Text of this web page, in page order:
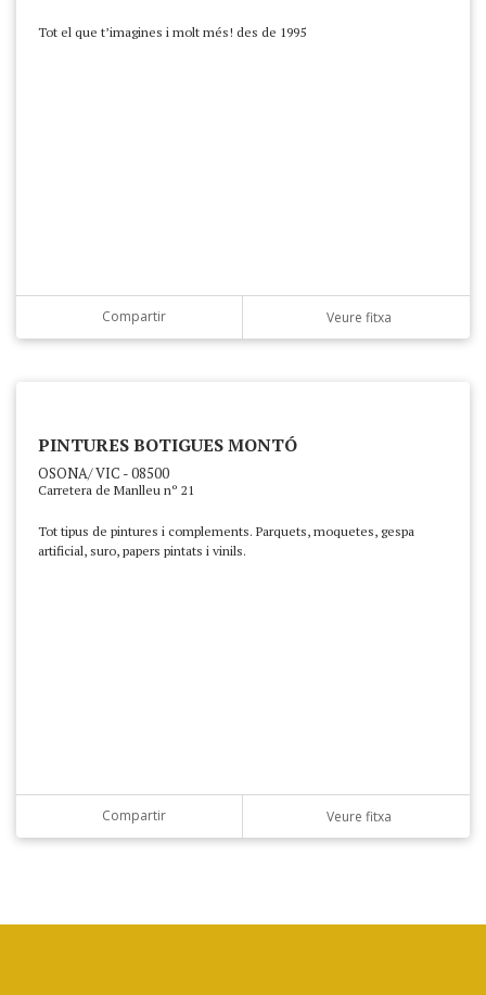
Tot el que t’imagines i molt més! des de 1995
Compartir Veure fitxa
PINTURES BOTIGUES MONTÓ
OSONA/ VIC - 08500
Carretera de Manlleu nº 21
Tot tipus de pintures i complements. Parquets, moquetes, gespa
artificial, suro, papers pintats i vinils.
Compartir Veure fitxa